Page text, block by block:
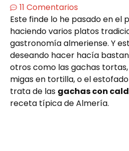
11 Comentarios
Este finde lo he pasado en el
haciendo varios platos
gastronomía almeriense. Y
deseando hacer hacía
otros como las gachas
migas en tortilla, o el
trata de las gachas con
receta típica de Almería.